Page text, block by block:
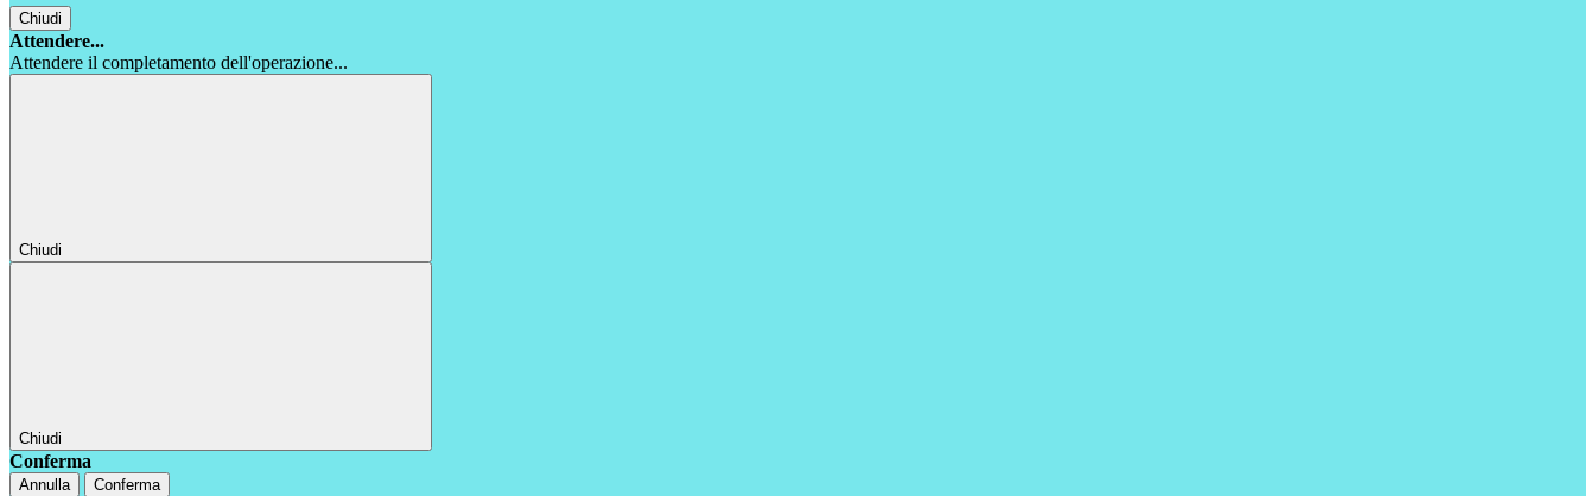
Chiudi
Attendere...
Attendere il completamento dell'operazione...
Chiudi
Chiudi
Conferma
Annulla Conferma